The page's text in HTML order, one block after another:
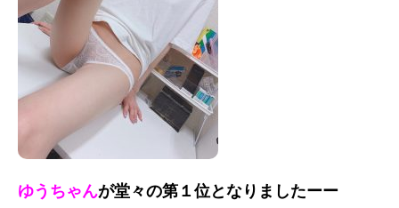
ゆうちゃんが堂々の第１位となりましたーー